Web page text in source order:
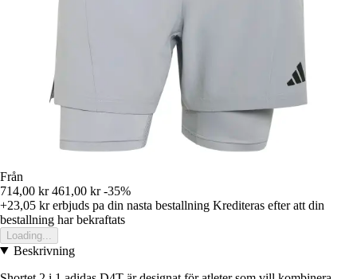
Från
714,00 kr 461,00 kr -35%
+23,05 krerbjuds pa din nasta bestallning Krediteras efter att din
bestallning har bekraftats
Loading...
Beskrivning